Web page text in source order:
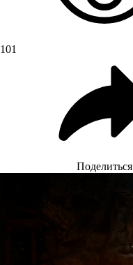
101
Поделиться